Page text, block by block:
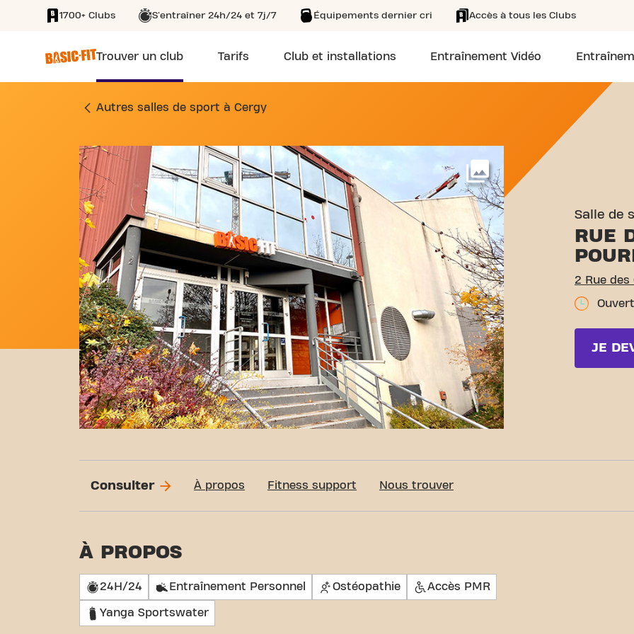
SKIP TO MAIN CONTENT
1700+ Clubs S'entraîner 24h/24 et 7j/7 Équipements dernier cri Accès à tous les Clubs
Trouver un club Tarifs Club et installations Entraînement Vidéo
SALLE DE SPORT 2 RUE DES CHÊNES
Autres salles de sport à Cergy
Voir plus
Salle de
RUE
2 Rue
JE
Consulter À propos Fitness support Nous trouver
À PROPOS
24H/24 Entraînement Personnel Ostéopathie Accès PMR
Yanga Sportswater